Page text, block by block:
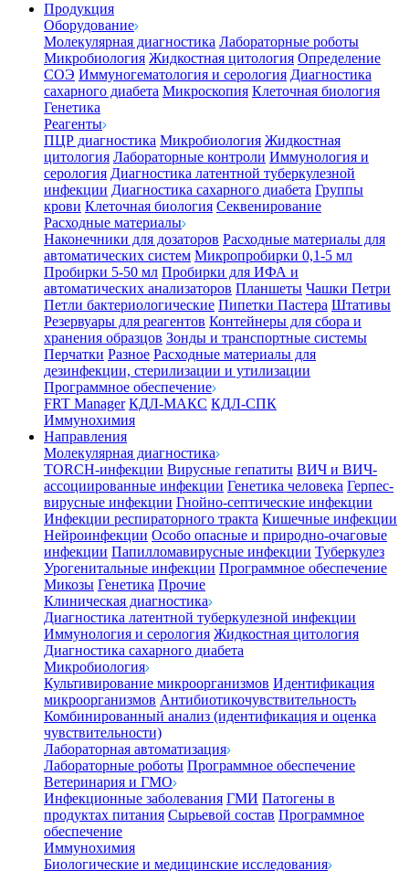
Продукция
Оборудование
Молекулярная диагностика Лабораторные роботы
Микробиология Жидкостная цитология Определение
СОЭ Иммуногематология и серология Диагностика
сахарного диабета Микроскопия Клеточная биология
Генетика
Реагенты
ПЦР диагностика Микробиология Жидкостная
цитология Лабораторные контроли Иммунология и
серология Диагностика латентной туберкулезной
инфекции Диагностика сахарного диабета Группы
крови Клеточная биология Секвенирование
Расходные материалы
Наконечники для дозаторов Расходные материалы для
автоматических систем Микропробирки 0,1-5 мл
Пробирки 5-50 мл Пробирки для ИФА и
автоматических анализаторов Планшеты Чашки Петри
Петли бактериологические Пипетки Пастера Штативы
Резервуары для реагентов Контейнеры для сбора и
хранения образцов Зонды и транспортные системы
Перчатки Разное Расходные материалы для
дезинфекции, стерилизации и утилизации
Программное обеспечение
FRT Manager КДЛ-МАКС КДЛ-СПК
Иммунохимия
Направления
Молекулярная диагностика
TORCH-инфекции Вирусные гепатиты ВИЧ и ВИЧ-
ассоциированные инфекции Генетика человека Герпес-
вирусные инфекции Гнойно-септические инфекции
Инфекции респираторного тракта Кишечные инфекции
Нейроинфекции Особо опасные и природно-очаговые
инфекции Папилломавирусные инфекции Туберкулез
Урогенитальные инфекции Программное обеспечение
Микозы Генетика Прочие
Клиническая диагностика
Диагностика латентной туберкулезной инфекции
Иммунология и серология Жидкостная цитология
Диагностика сахарного диабета
Микробиология
Культивирование микроорганизмов Идентификация
микроорганизмов Антибиотикочувствительность
Комбинированный анализ (идентификация и оценка
чувствительности)
Лабораторная автоматизация
Лабораторные роботы Программное обеспечение
Ветеринария и ГМО
Инфекционные заболевания ГМИ Патогены в
продуктах питания Сырьевой состав Программное
обеспечение
Иммунохимия
Биологические и медицинские исследования